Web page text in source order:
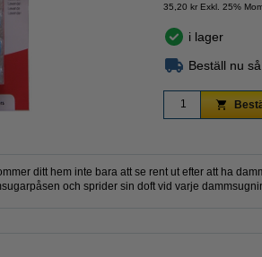
35,20 kr Exkl. 25%
i lager
Beställ nu
ditt hem inte bara att se rent ut efter att ha
och sprider sin doft vid varje